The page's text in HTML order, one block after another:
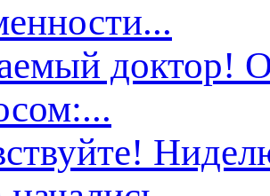
доктор!